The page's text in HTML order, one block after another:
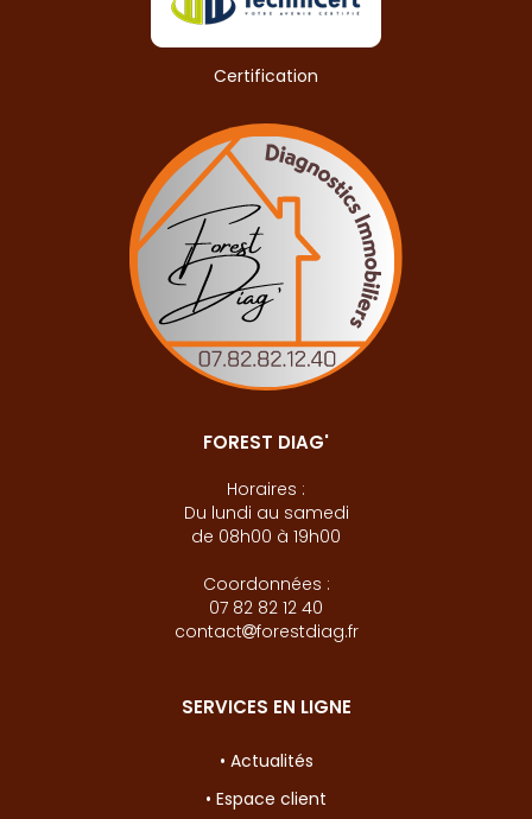
Certification
FOREST DIAG'
Horaires :
Du lundi au samedi
de 08h00 à 19h00
Coordonnées :
07 82 82 12 40
contact
forestdiag.fr
SERVICES EN LIGNE
• Actualités
• Espace client